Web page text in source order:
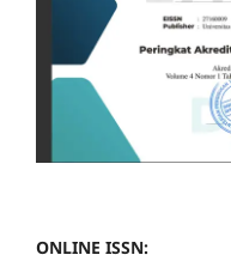
ONLINE ISSN: